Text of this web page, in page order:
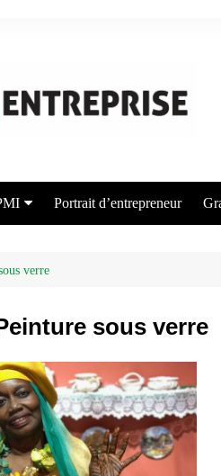
Elevage
Environnement
BTP
marchands
Portrait d’entrepreneur
verre
sous verre